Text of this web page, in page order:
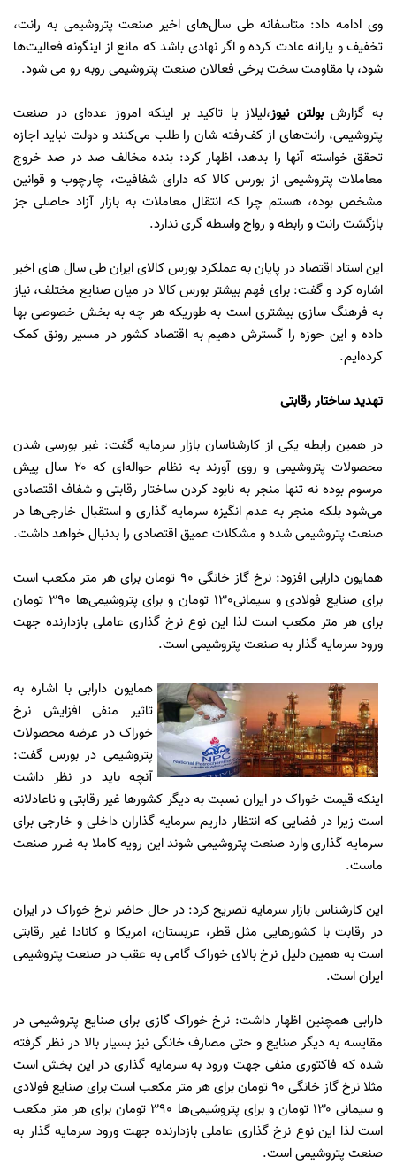
وی ادامه داد: متاسفانه طی سال‌های اخیر صنعت پتروشیمی به رانت،
تخفیف و یارانه عادت کرده و اگر نهادی باشد که مانع از اینگونه فعالیت‌ها
شود، با مقاومت سخت برخی فعالان صنعت پتروشیمی روبه رو می شود.
به گزارشبولتن نیوز،لیلاز با تاکید بر اینکه امروز عده‌ای در صنعت
پتروشیمی، رانت‌های از کف‌رفته‌ شان را طلب می‌کنند و دولت نباید اجازه
تحقق خواسته آنها را بدهد، اظهار کرد: بنده مخالف صد در صد خروج
معاملات پتروشیمی از بورس کالا که دارای شفافیت، چارچوب و قوانین
مشخص بوده، هستم چرا که انتقال معاملات به بازار آزاد حاصلی جز
بازگشت رانت و رابطه و رواج واسطه گری ندارد.
این استاد اقتصاد در پایان به عملکرد بورس کالای ایران طی سال های اخیر
اشاره کرد و گفت: برای فهم بیشتر بورس کالا در میان صنایع مختلف، نیاز
به فرهنگ سازی بیشتری است به طوریکه هر چه به بخش خصوصی بها
داده و این حوزه را گسترش دهیم به اقتصاد کشور در مسیر رونق کمک
کرده‌ایم.
تهدید ساختار رقابتی
در همین رابطه یکی از کارشناسان بازار سرمایه گفت: غیر بورسی شدن
محصولات پتروشیمی و روی آورند به نظام حواله‌ای که ۲۰ سال پیش
مرسوم بوده نه تنها منجر به نابود کردن ساختار رقابتی و شفاف اقتصادی
می‌شود بلکه منجر به عدم انگیزه سرمایه گذاری و استقبال خارجی‌ها در
صنعت پتروشیمی شده و مشکلات عمیق اقتصادی را بدنبال خواهد داشت.
همایون دارابی افزود: نرخ گاز خانگی 90 تومان برای هر متر مکعب است
برای صنایع فولادی و سیمانی130 تومان و برای پتروشیمی‌ها 390 تومان
برای هر متر مکعب است لذا این نوع نرخ گذاری عاملی بازدارنده جهت
ورود سرمایه گذار به صنعت پتروشیمی است.
همایون دارابی با اشاره به
تاثیر منفی افزایش نرخ
خوراک در عرضه محصولات
پتروشیمی در بورس گفت:
آنچه باید در نظر داشت
اینکه قیمت خوراک در ایران نسبت به دیگر کشور‌ها غیر رقابتی و ناعادلانه
است زیرا در فضایی که انتظار داریم سرمایه گذاران داخلی و خارجی برای
سرمایه گذاری وارد صنعت پتروشیمی شوند این رویه کاملا به ضرر صنعت
ماست.
این کارشناس بازار سرمایه تصریح کرد: در حال حاضر نرخ خوراک در ایران
در رقابت‌ با کشورهایی مثل قطر، عربستان، امریکا و کانادا غیر رقابتی
است به همین دلیل نرخ بالای خوراک گامی به عقب در صنعت پتروشیمی
ایران است.
دارابی همچنین اظهار داشت: نرخ خوراک گازی برای صنایع پتروشیمی در
مقایسه به دیگر صنایع و حتی مصارف خانگی نیز بسیار بالا در نظر گرفته
شده که فاکتوری منفی جهت ورود به سرمایه گذاری در این بخش است
مثلا نرخ گاز خانگی ۹۰ تومان برای هر متر مکعب است برای صنایع فولادی
و سیمانی ۱۳۰ تومان و برای پتروشیمی‌ها 390 تومان برای هر متر مکعب
است لذا این نوع نرخ گذاری عاملی بازدارنده جهت ورود سرمایه گذار به
صنعت پتروشیمی است.